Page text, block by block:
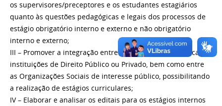
os supervisores/preceptores e os estudantes estagiários
quanto às questões pedagógicas e legais dos processos de
estágio obrigatório interno e externo e não obrigatório
interno e externo;
III – Promover a integração entre as Unidades Acadêmicas e
instituições de Direito Público ou Privado, bem como entre
as Organizações Sociais de interesse público, possibilitando
a realização de estágios curriculares;
IV – Elaborar e analisar os editais para os estágios internos